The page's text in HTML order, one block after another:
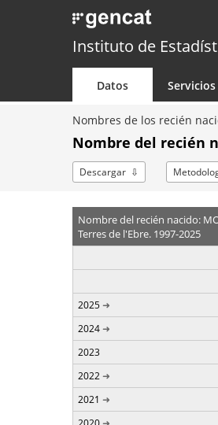
Instituto de
Datos Servicios
Nombres de los recién
Nombre del recién
Descargar
Nombre del recién nacido:
Terres de l'Ebre. 1997-2025
2025
2024
2023
2022
2021